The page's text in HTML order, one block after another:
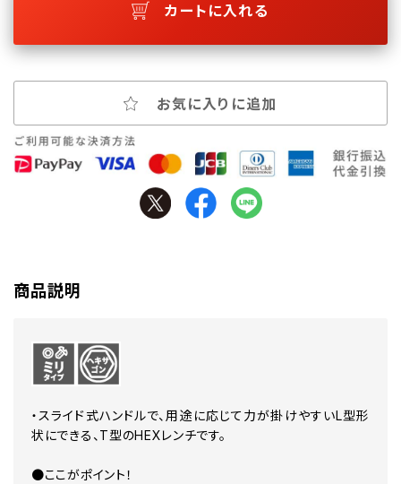
カートに入れる
お気に入りに追加
商品説明
・スライド式ハンドルで、用途に応じて力が掛けやすいL型形
状にできる、T型のHEXレンチです。
●ここがポイント！